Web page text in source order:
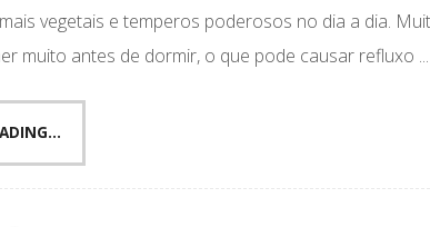
vegetais e temperos poderosos no dia a dia.
muito antes de dormir, o que pode causar refluxo ...